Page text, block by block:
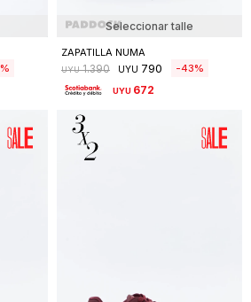
Seleccionar talle
ZAPATILLA NUMA
UYU 1.390 UYU 790 43
UYU 672